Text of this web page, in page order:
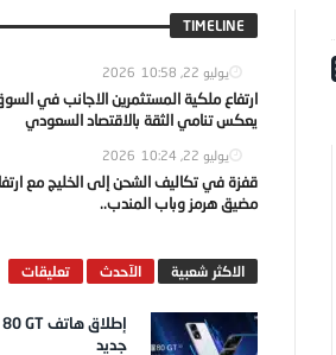
TIMELINE
يوليو 22, 2026 10:58
ارتفاع ملكية المستثمرين الاجانب في
يعكس تنامي الثقة بالاقتصاد السعودي
يوليو 22, 2026 10:24
قفزة في تكاليف الشحن إلى الخليج مع
مضيق هرمز وباب المندب..
الاكثر شعبية الآحدث تعليقات
جديد